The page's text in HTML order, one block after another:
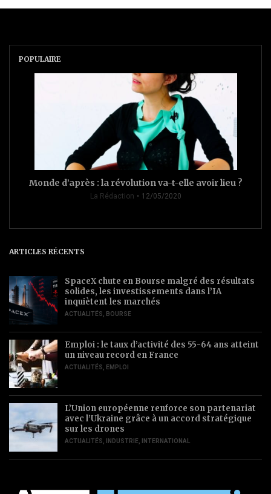
POPULAIRE
Monde d’après : la révolution va-t-elle avoir lieu ?
La Rédaction 12/05/2020
ARTICLES RÉCENTS
SpaceX chute en Bourse malgré des résultats
solides, les investissements dans l’IA
inquiètent les marchés
ACTUALITÉS BOURSE
Emploi : le taux d’activité des 55-64 ans atteint
un niveau record en France
ACTUALITÉS EMPLOI
L’Union européenne renforce son partenariat
avec l’Ukraine grâce à un accord stratégique
sur les drones
ACTUALITÉS INDUSTRIE INTERNATIONAL